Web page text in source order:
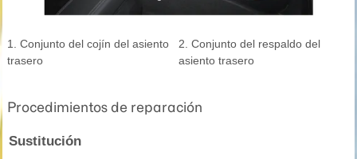
1. Conjunto del cojín del asiento
trasero
2. Conjunto del respaldo del
asiento trasero
Procedimientos de reparación
Sustitución